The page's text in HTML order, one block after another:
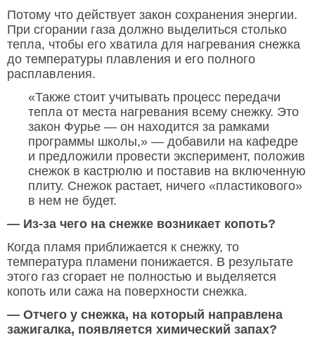
Потому что действует закон сохранения энергии.
При сгорании газа должно выделиться столько
тепла, чтобы его хватила для нагревания снежка
до температуры плавления и его полного
расплавления.
«Также стоит учитывать процесс передачи
тепла от места нагревания всему снежку. Это
закон Фурье — он находится за рамками
программы школы,» — добавили на кафедре
и предложили провести эксперимент, положив
снежок в кастрюлю и поставив на включенную
плиту. Снежок растает, ничего «пластикового»
в нем не будет.
— Из-за чего на снежке возникает копоть?
Когда пламя приближается к снежку, то
температура пламени понижается. В результате
этого газ сгорает не полностью и выделяется
копоть или сажа на поверхности снежка.
— Отчего у снежка, на который направлена
зажигалка, появляется химический запах?